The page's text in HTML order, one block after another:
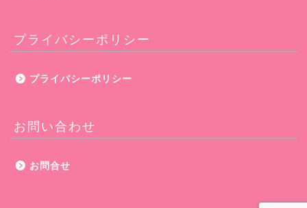
プライバシーポリシー
プライバシーポリシー
お問い合わせ
お問合せ